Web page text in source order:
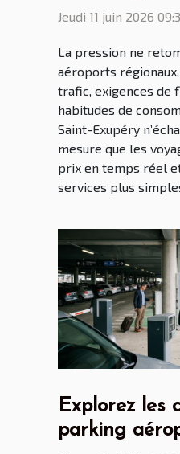
voyageur, le
l’heure des
Jeudi 11 juin 2026
La pression ne
aéroports
trafic, exigences de
habitudes de
Saint-Exupéry
mesure que les
prix en temps réel
services plus
Explorez les
parking